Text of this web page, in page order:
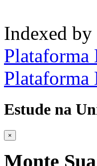
Indexed
Estude na
×
Monte